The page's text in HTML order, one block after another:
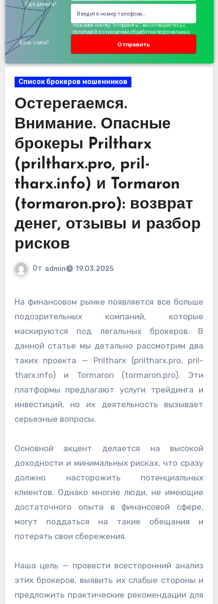
Где деньги?
Блок счета? Отправить
Нажимая кнопку "отправить", вы соглашаетесь с
политикой в отношении обработки персональных
Список брокеров мошенников
Остерегаемся.
Внимание. Опасные
брокеры Priltharx
(priltharx.pro, pril-
tharx.info) и Tormaron
(tormaron.pro): возврат
денег, отзывы и разбор
рисков
От admin 19.03.2025
На финансовом рынке появляется все больше
подозрительных компаний, которые
маскируются под легальных брокеров. В
данной статье мы детально рассмотрим два
таких проекта — Priltharx (priltharx.pro, pril-
tharx.info) и Tormaron (tormaron.pro). Эти
платформы предлагают услуги трейдинга и
инвестиций, но их деятельность вызывает
серьезные вопросы.
Основной акцент делается на высокой
доходности и минимальных рисках, что сразу
должно насторожить потенциальных
клиентов. Однако многие люди, не имеющие
достаточного опыта в финансовой сфере,
могут поддаться на такие обещания и
потерять свои сбережения.
Наша цель — провести всесторонний анализ
этих брокеров, выявить их слабые стороны и
предложить практические рекомендации для